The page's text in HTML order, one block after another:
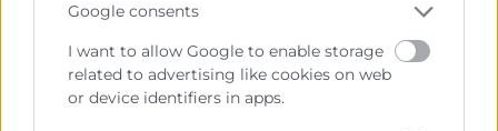
Google consents
I want to allow Google to enable storage
related to advertising like cookies on web
or device identifiers in apps.
Te puede interesar→
Cómo desarrollar un
cash management eficiente para tu
empresa